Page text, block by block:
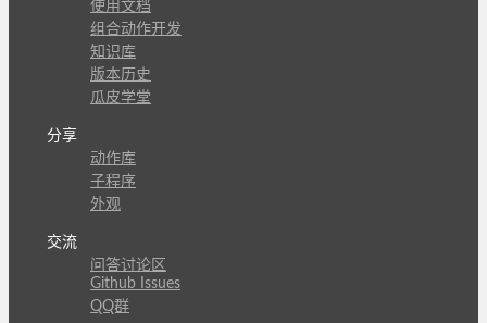
使用文档
组合动作开发
知识库
版本历史
瓜皮学堂
分享
动作库
子程序
外观
交流
问答讨论区
Github Issues
QQ群